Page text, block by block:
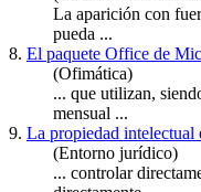
La aparición con
pueda ...
8. El paquete Office de
(Ofimática)
... que utilizan,
mensual ...
9. La propiedad intelectual
(Entorno jurídico)
... controlar